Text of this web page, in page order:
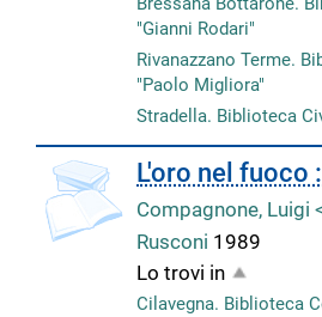
"Gianni Rodari"
Rivanazzano Terme.
"Paolo Migliora"
Stradella. Biblioteca
L'oro nel fuoco
Compagnone, Luigi
Rusconi 1989
Lo trovi in
Cilavegna. Biblioteca